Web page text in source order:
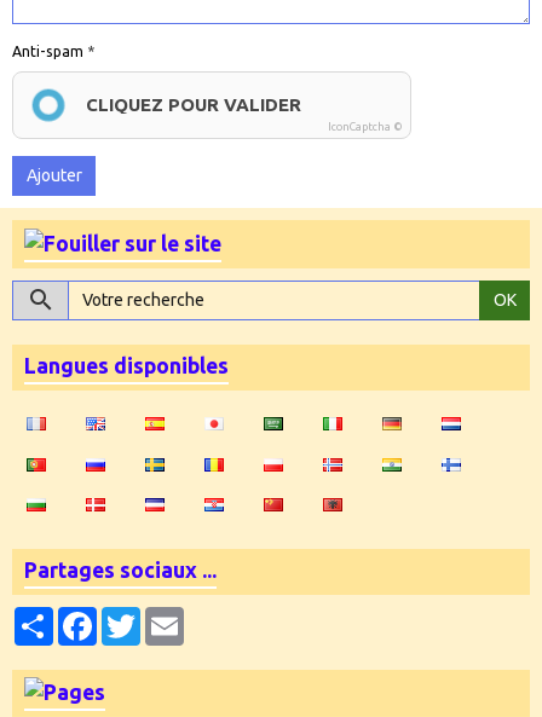
Anti-spam
CLIQUEZ POUR VALIDER
IconCaptcha ©
Ajouter
OK
Langues disponibles
Partages sociaux ...
PartagerFacebookTwitter